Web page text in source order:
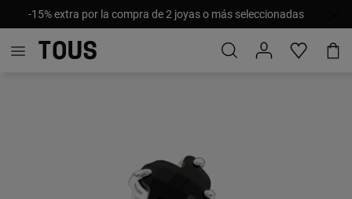
-15% extra por la compra de 2 joyas o más seleccionadas